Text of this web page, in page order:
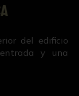
del edificio
y una